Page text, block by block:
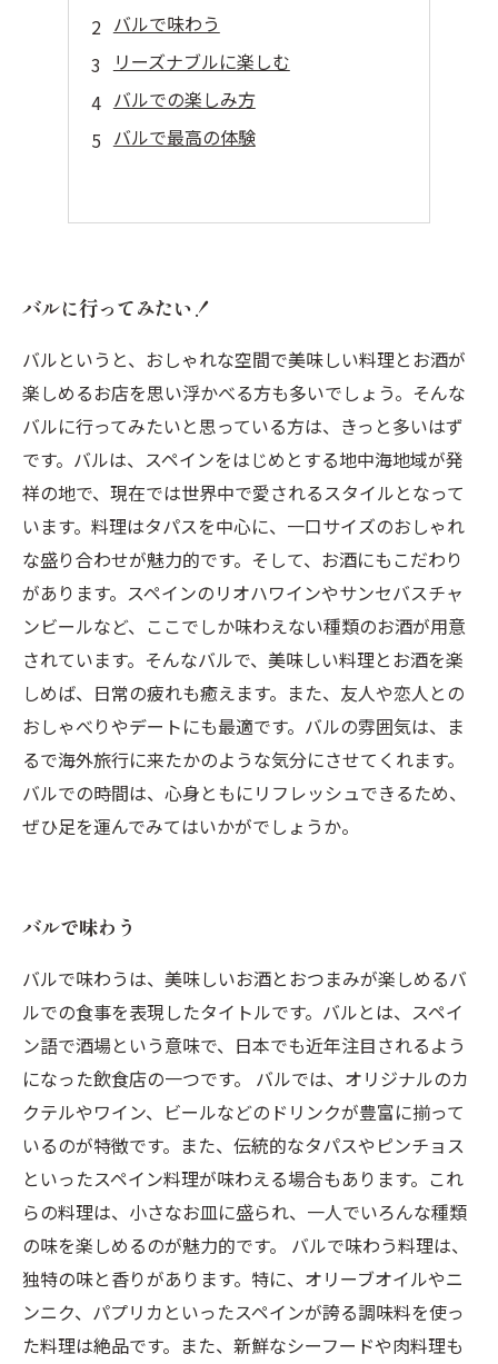
バルで味わう
リーズナブルに楽しむ
バルでの楽しみ方
バルで最高の体験
バルに行ってみたい！
バルというと、おしゃれな空間で美味しい料理とお酒が
楽しめるお店を思い浮かべる方も多いでしょう。そんな
バルに行ってみたいと思っている方は、きっと多いはず
です。バルは、スペインをはじめとする地中海地域が発
祥の地で、現在では世界中で愛されるスタイルとなって
います。料理はタパスを中心に、一口サイズのおしゃれ
な盛り合わせが魅力的です。そして、お酒にもこだわり
があります。スペインのリオハワインやサンセバスチャ
ンビールなど、ここでしか味わえない種類のお酒が用意
されています。そんなバルで、美味しい料理とお酒を楽
しめば、日常の疲れも癒えます。また、友人や恋人との
おしゃべりやデートにも最適です。バルの雰囲気は、ま
るで海外旅行に来たかのような気分にさせてくれます。
バルでの時間は、心身ともにリフレッシュできるため、
ぜひ足を運んでみてはいかがでしょうか。
バルで味わう
バルで味わうは、美味しいお酒とおつまみが楽しめるバ
ルでの食事を表現したタイトルです。バルとは、スペイ
ン語で酒場という意味で、日本でも近年注目されるよう
になった飲食店の一つです。 バルでは、オリジナルのカ
クテルやワイン、ビールなどのドリンクが豊富に揃って
いるのが特徴です。また、伝統的なタパスやピンチョス
といったスペイン料理が味わえる場合もあります。これ
らの料理は、小さなお皿に盛られ、一人でいろんな種類
の味を楽しめるのが魅力的です。 バルで味わう料理は、
独特の味と香りがあります。特に、オリーブオイルやニ
ンニク、パプリカといったスペインが誇る調味料を使っ
た料理は絶品です。また、新鮮なシーフードや肉料理も